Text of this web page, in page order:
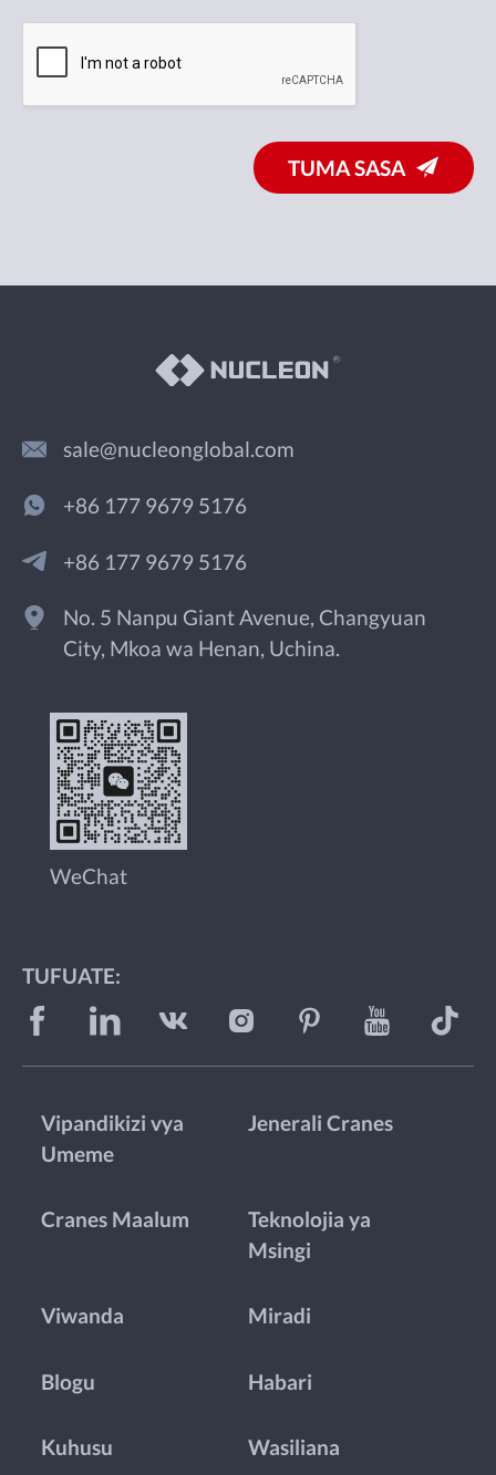
TUMA SASA
sale@nucleonglobal.com
+86 177 9679 5176
+86 177 9679 5176
No. 5 Nanpu Giant Avenue, Changyuan
City, Mkoa wa Henan, Uchina.
WeChat
TUFUATE:
Vipandikizi vya
Umeme
Jenerali Cranes
Cranes Maalum
Teknolojia ya
Msingi
Viwanda Miradi
Blogu Habari
Kuhusu Wasiliana